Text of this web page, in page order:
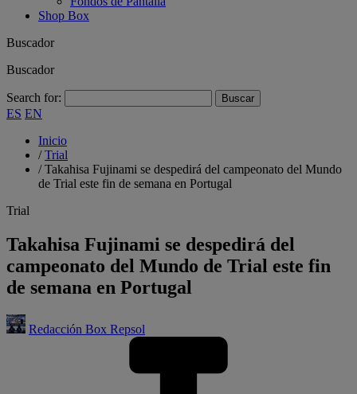
Shop Box
Buscador
Buscador
Search for:
ES EN
Inicio
/Trial
/Takahisa Fujinami se despedirá del campeonato del Mundo
de Trial este fin de semana en Portugal
Trial
Takahisa Fujinami se despedirá del
campeonato del Mundo de Trial este fin
de semana en Portugal
Redacción Box Repsol